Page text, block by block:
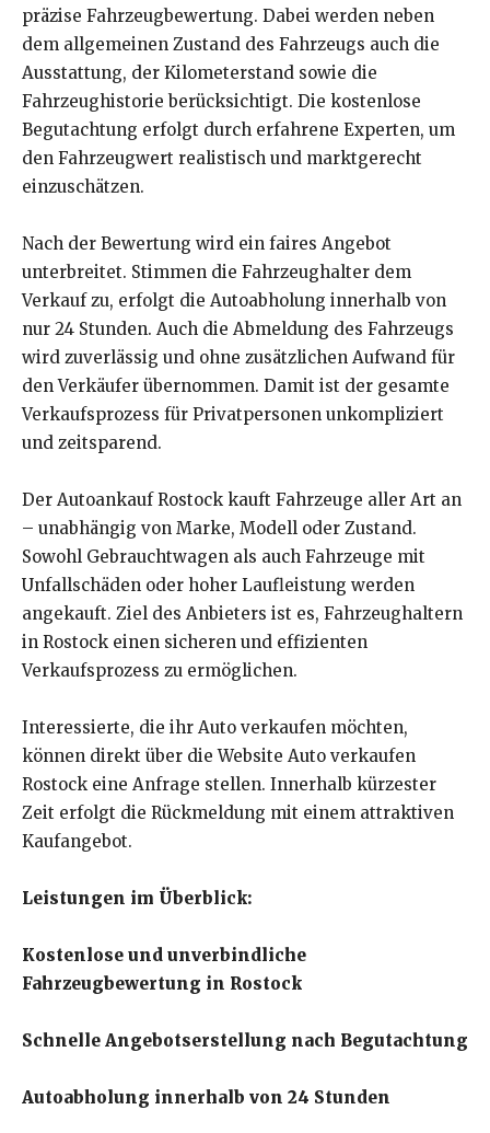
präzise Fahrzeugbewertung. Dabei werden neben
dem allgemeinen Zustand des Fahrzeugs auch die
Ausstattung, der Kilometerstand sowie die
Fahrzeughistorie berücksichtigt. Die kostenlose
Begutachtung erfolgt durch erfahrene Experten, um
den Fahrzeugwert realistisch und marktgerecht
einzuschätzen.
Nach der Bewertung wird ein faires Angebot
unterbreitet. Stimmen die Fahrzeughalter dem
Verkauf zu, erfolgt die Autoabholung innerhalb von
nur 24 Stunden. Auch die Abmeldung des Fahrzeugs
wird zuverlässig und ohne zusätzlichen Aufwand für
den Verkäufer übernommen. Damit ist der gesamte
Verkaufsprozess für Privatpersonen unkompliziert
und zeitsparend.
Der Autoankauf Rostock kauft Fahrzeuge aller Art an
– unabhängig von Marke, Modell oder Zustand.
Sowohl Gebrauchtwagen als auch Fahrzeuge mit
Unfallschäden oder hoher Laufleistung werden
angekauft. Ziel des Anbieters ist es, Fahrzeughaltern
in Rostock einen sicheren und effizienten
Verkaufsprozess zu ermöglichen.
Interessierte, die ihr Auto verkaufen möchten,
können direkt über die Website Auto verkaufen
Rostock eine Anfrage stellen. Innerhalb kürzester
Zeit erfolgt die Rückmeldung mit einem attraktiven
Kaufangebot.
Leistungen im Überblick:
Kostenlose und unverbindliche
Fahrzeugbewertung in Rostock
Schnelle Angebotserstellung nach Begutachtung
Autoabholung innerhalb von 24 Stunden